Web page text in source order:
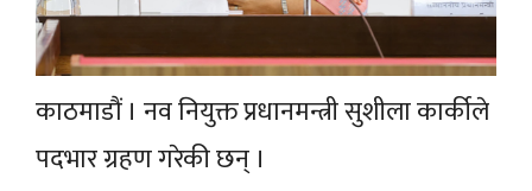
काठमाडौं । नव नियुक्त प्रधानमन्त्री सुशीला कार्कीले
पदभार ग्रहण गरेकी छन् ।